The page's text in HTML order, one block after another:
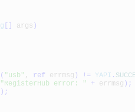
args )
( "usb" , ref errmsg ) != YAPI .
"RegisterHub error: " + errmsg ) ;
) ;